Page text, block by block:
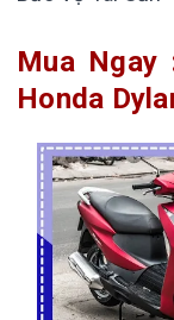
Mua Ngay
Honda